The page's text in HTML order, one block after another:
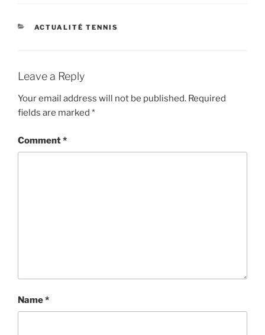
CATEGORIES
ACTUALITÉ TENNIS
Leave a Reply
Your email address will not be published. Required
fields are marked *
Comment*
Name*